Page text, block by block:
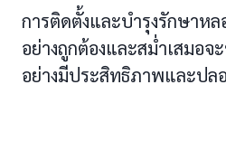
การติดตั้งและบำรุงรักษาห
อย่างถูกต้องและสม่ำเสมอจ
อย่างมีประสิทธิภาพและปล